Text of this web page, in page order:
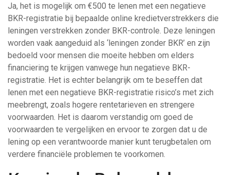
Ja, het is mogelijk om €500 te lenen met een negatieve
BKR-registratie bij bepaalde online kredietverstrekkers die
leningen verstrekken zonder BKR-controle. Deze leningen
worden vaak aangeduid als ‘leningen zonder BKR’ en zijn
bedoeld voor mensen die moeite hebben om elders
financiering te krijgen vanwege hun negatieve BKR-
registratie. Het is echter belangrijk om te beseffen dat
lenen met een negatieve BKR-registratie risico’s met zich
meebrengt, zoals hogere rentetarieven en strengere
voorwaarden. Het is daarom verstandig om goed de
voorwaarden te vergelijken en ervoor te zorgen dat u de
lening op een verantwoorde manier kunt terugbetalen om
verdere financiële problemen te voorkomen.